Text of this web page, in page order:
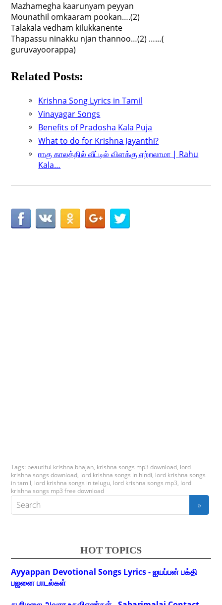
Mazhamegha kaarunyam peyyan
Mounathil omkaaram pookan….(2)
Talakala vedham kilukkanente
Thapassu ninakku njan thannoo…(2) ……(
guruvayoorappa)
Related Posts:
Krishna Song Lyrics in Tamil
Vinayagar Songs
Benefits of Pradosha Kala Puja
What to do for Krishna Jayanthi?
ராகு காலத்தில் வீட்டில் விளக்கு ஏற்றலாமா | Rahu
Kala…
Tags: beautiful krishna bhajan, krishna songs mp3 download, lord
krishna songs download, lord krishna songs in hindi, lord krishna songs
in tamil, lord krishna songs in telugu, lord krishna songs mp3, lord
krishna songs mp3 free download
HOT TOPICS
Ayyappan Devotional Songs Lyrics - ஐயப்பன் பக்தி
பஜனை பாடல்கள்